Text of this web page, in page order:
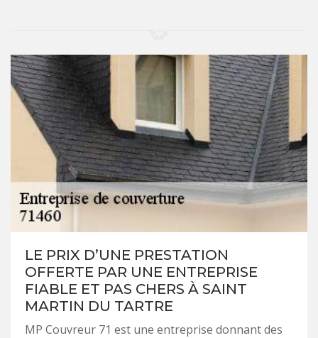
LE PRIX D’UNE PRESTATION
OFFERTE PAR UNE ENTREPRISE
FIABLE ET PAS CHERS À SAINT
MARTIN DU TARTRE
MP Couvreur 71 est une entreprise donnant des